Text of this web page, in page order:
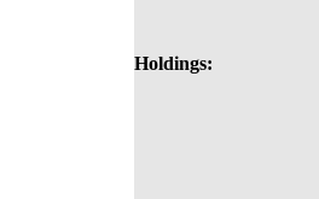
Holdings: